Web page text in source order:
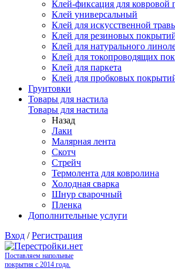
Клей-фиксация для ковровой
Клей универсальный
Клей для искусственной
Клей для резиновых
Клей для натурального
Клей для токопроводящих
Клей для паркета
Клей для пробковых
Грунтовки
Товары для настила
Товары для настила
Назад
Лаки
Малярная лента
Скотч
Стрейч
Термолента для ковролина
Холодная сварка
Шнур сварочный
Пленка
Дополнительные услуги
Вход /Регистрация
Поставляем напольные
покрытия с 2014 года.